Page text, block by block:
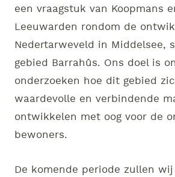
een vraagstuk van Koopmans
Leeuwarden rondom de
Nedertarweveld in Middelsee,
gebied Barrahûs. Ons doel is
onderzoeken hoe dit gebied
waardevolle en verbindende
ontwikkelen met oog voor de
bewoners.
De komende periode zullen